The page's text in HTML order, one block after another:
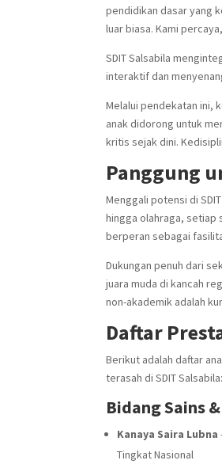
pendidikan dasar yang
luar biasa. Kami
SDIT Salsabila
interaktif dan
Melalui pendekatan ini,
anak didorong untuk
kritis sejak dini.
Panggung
Menggali potensi di
hingga olahraga, setiap
berperan sebagai
Dukungan penuh dari
juara muda di kancah
non-akademik adalah
Daftar
Berikut adalah daftar
terasah di SDIT Salsabila:
Bidang Sains
Kanaya Saira Lubna
Tingkat Nasional